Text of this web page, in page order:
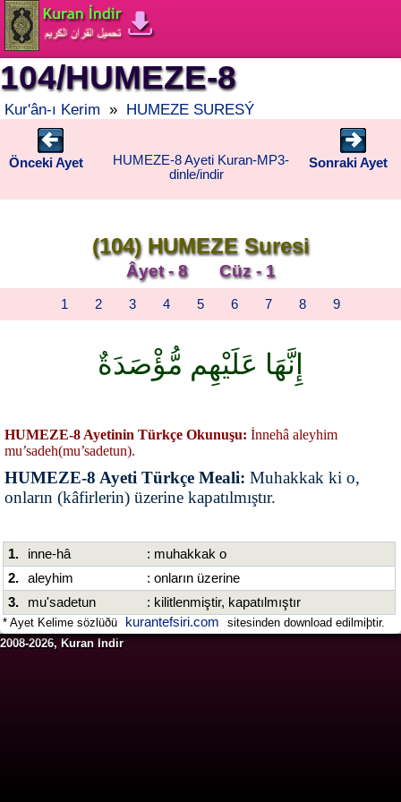
104/HUMEZE-8
Kur'ân-ı Kerim » HUMEZE SURESÝ
Önceki Ayet Sonraki Ayet
HUMEZE-8 Ayeti Kuran-MP3-
dinle/indir
(104) HUMEZE Suresi
Âyet - 8 Cüz - 1
1 2 3 4 5 6 7 8 9
إِنَّهَا عَلَيْهِم مُّؤْصَدَةٌ
HUMEZE-8 Ayetinin Türkçe Okunuşu: İnnehâ aleyhim
mu’sadeh(mu’sadetun).
HUMEZE-8 Ayeti Türkçe Meali: Muhakkak ki o,
onların (kâfirlerin) üzerine kapatılmıştır.
1. inne-hâ
: muhakkak o
2.
aleyhim
: onların üzerine
3.
mu'sadetun : kilitlenmiştir, kapatılmıştır
* Ayet Kelime sözlüðü kurantefsiri.com
sitesinden download edilmiþtir.
2008-2026, Kuran Indir